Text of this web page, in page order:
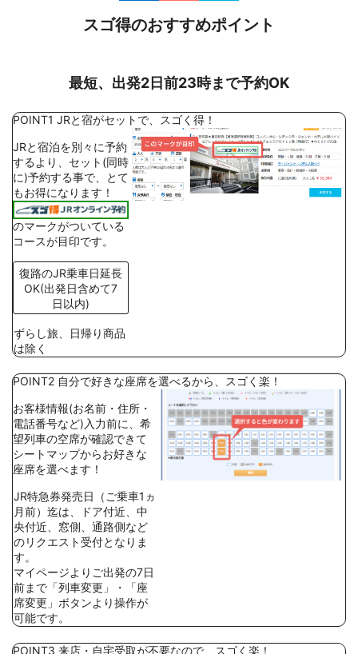
スゴ得のおすすめポイント
最短、出発2日前23時まで予約OK
POINT1 JRと宿がセットで、スゴく得！
JRと宿泊を別々に予約
するより、セット(同時
に)予約する事で、とて
もお得になります！
のマークがついている
コースが目印です。
復路のJR乗車日延長
OK(出発日含めて7
日以内)
ずらし旅、日帰り商品
は除く
POINT2 自分で好きな座席を選べるから、スゴく楽！
お客様情報(お名前・住所・
電話番号など)入力前に、希
望列車の空席が確認できて
シートマップからお好きな
座席を選べます！
JR特急券発売日（ご乗車1ヵ
月前）迄は、ドア付近、中
央付近、窓側、通路側など
のリクエスト受付となりま
す。
マイページよりご出発の7日
前まで「列車変更」・「座
席変更」ボタンより操作が
可能です。
POINT3 来店・自宅受取が不要なので、スゴく楽！